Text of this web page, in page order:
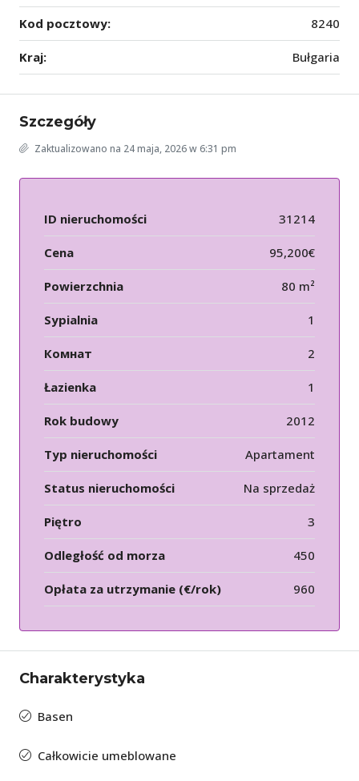
Kod pocztowy: 8240
Kraj: Bułgaria
Szczegóły
Zaktualizowano na 24 maja, 2026 w 6:31 pm
ID nieruchomości 31214
Cena 95,200€
Powierzchnia 80 m²
Sypialnia 1
Комнат 2
Łazienka 1
Rok budowy 2012
Typ nieruchomości Apartament
Status nieruchomości Na sprzedaż
Piętro 3
Odległość od morza 450
Opłata za utrzymanie (€/rok) 960
Charakterystyka
Basen
Całkowicie umeblowane